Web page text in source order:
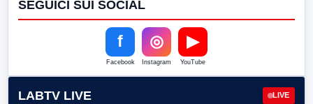
SEGUICI SUI SOCIAL
f
Facebook
◎
Instagram
▶
YouTube
LABTV LIVE LIVE